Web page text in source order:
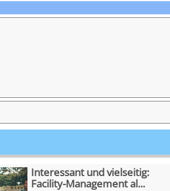
Interessant und vielseitig:
Facility-Management al...